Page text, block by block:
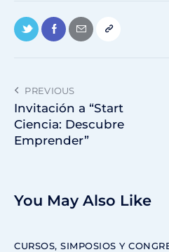
PREVIOUS
Invitación a “Start
Ciencia: Descubre
Emprender”
You May Also Like
CURSOS, SIMPOSIOS Y